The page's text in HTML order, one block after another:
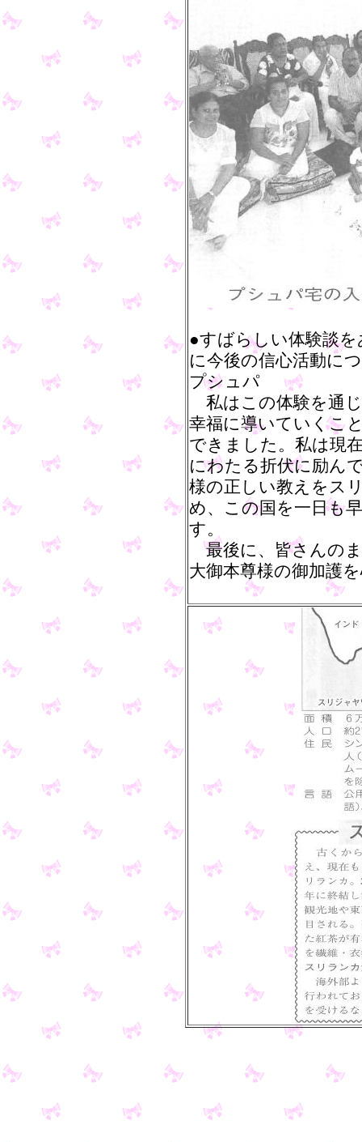
●すばらしい体験談
に今後の信心活動に
プシュパ
私はこの体験を通
幸福に導いていくこ
できました。私は現
にわたる折伏に励ん
様の正しい教えをス
め、この国を一日も
す。
最後に、皆さんの
大御本尊様の御加護